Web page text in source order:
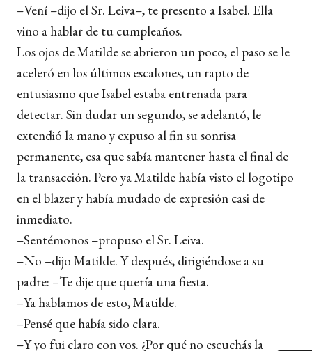
–Vení –dijo el Sr. Leiva–, te presento a Isabel. Ella
vino a hablar de tu cumpleaños.
Los ojos de Matilde se abrieron un poco, el paso se le
aceleró en los últimos escalones, un rapto de
entusiasmo que Isabel estaba entrenada para
detectar. Sin dudar un segundo, se adelantó, le
extendió la mano y expuso al fin su sonrisa
permanente, esa que sabía mantener hasta el final de
la transacción. Pero ya Matilde había visto el logotipo
en el blazer y había mudado de expresión casi de
inmediato.
–Sentémonos –propuso el Sr. Leiva.
–No –dijo Matilde. Y después, dirigiéndose a su
padre: –Te dije que quería una fiesta.
–Ya hablamos de esto, Matilde.
–Pensé que había sido clara.
–Y yo fui claro con vos. ¿Por qué no escuchás la